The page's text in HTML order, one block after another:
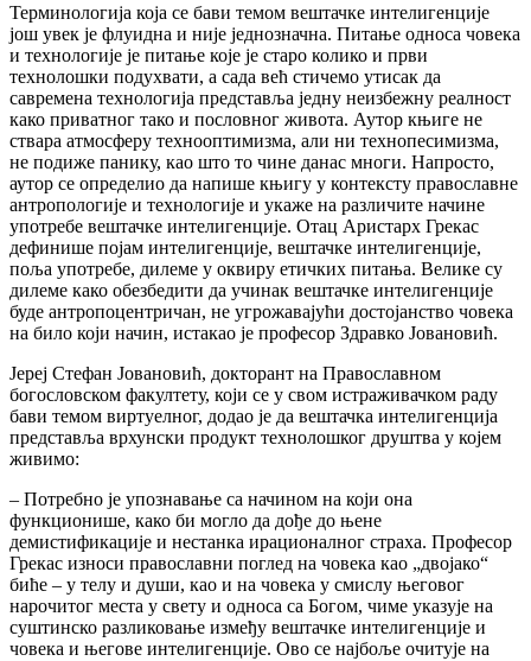
Терминологија која се бави темом вештачке интелигенције
још увек је флуидна и није једнозначна. Питање односа човека
и технологије је питање које је старо колико и први
технолошки подухвати, а сада већ стичемо утисак да
савремена технологија представља једну неизбежну реалност
како приватног тако и пословног живота. Аутор књиге не
ствара атмосферу технооптимизма, али ни технопесимизма,
не подиже панику, као што то чине данас многи. Напросто,
аутор се определио да напише књигу у контексту православне
антропологије и технологије и укаже на различите начине
употребе вештачке интелигенције. Отац Аристарх Грекас
дефинише појам интелигенције, вештачке интелигенције,
поља употребе, дилеме у оквиру етичких питања. Велике су
дилеме како обезбедити да учинак вештачке интелигенције
буде антропоцентричан, не угрожавајући достојанство човека
на било који начин, истакао је професор Здравко Јовановић.
Јереј Стефан Јовановић, докторант на Православном
богословском факултету, који се у свом истраживачком раду
бави темом виртуелног, додао је да вештачка интелигенција
представља врхунски продукт технолошког друштва у којем
живимо:
– Потребно је упознавање са начином на који она
функционише, како би могло да дође до њене
демистификације и нестанка ирационалног страха. Професор
Грекас износи православни поглед на човека као „двојако“
биће – у телу и души, као и на човека у смислу његовог
нарочитог места у свету и односа са Богом, чиме указује на
суштинско разликовање између вештачке интелигенције и
човека и његове интелигенције. Ово се најбоље очитује на